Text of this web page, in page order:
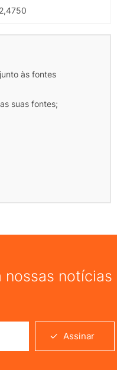
2,4750
às fontes
suas fontes;
notícias
Assinar